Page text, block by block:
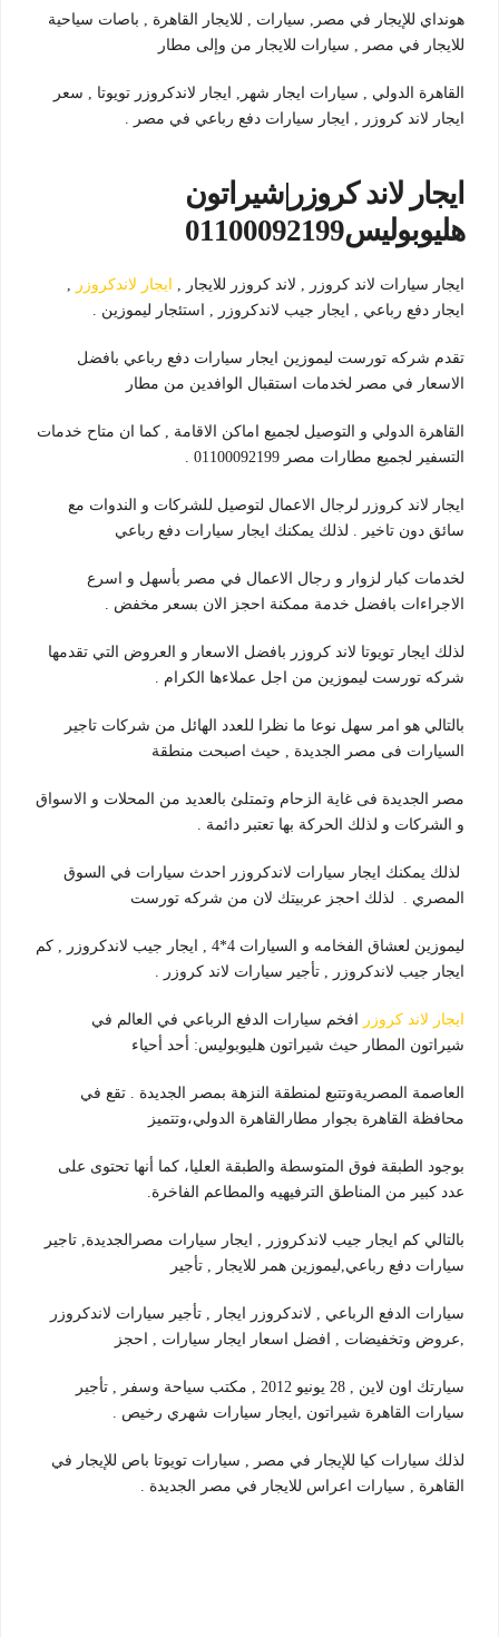
هونداي للإيجار في مصر, سيارات , للايجار القاهرة , باصات سياحية
للايجار في مصر , سيارات للايجار من وإلى مطار
القاهرة الدولي , سيارات ايجار شهر, ايجار لاندكروزر تويوتا , سعر
ايجار لاند كروزر , ايجار سيارات دفع رباعي في مصر .
ايجار لاند كروزر|شيراتون
هليوبوليس01100092199
ايجار سيارات لاند كروزر , لاند كروزر للايجار , ايجار لاندكروزر ,
ايجار دفع رباعي , ايجار جيب لاندكروزر , استئجار ليموزين .
تقدم شركه تورست ليموزين ايجار سيارات دفع رباعي بافضل
الاسعار في مصر لخدمات استقبال الوافدين من مطار
القاهرة الدولي و التوصيل لجميع اماكن الاقامة , كما ان متاح خدمات
التسفير لجميع مطارات مصر 01100092199 .
ايجار لاند كروزر لرجال الاعمال لتوصيل للشركات و الندوات مع
سائق دون تاخير . لذلك يمكنك ايجار سيارات دفع رباعي
لخدمات كبار لزوار و رجال الاعمال في مصر بأسهل و اسرع
الاجراءات بافضل خدمة ممكنة احجز الان بسعر مخفض .
لذلك ايجار تويوتا لاند كروزر بافضل الاسعار و العروض التي تقدمها
شركه تورست ليموزين من اجل عملاءها الكرام .
بالتالي هو امر سهل نوعا ما نظرا للعدد الهائل من شركات تاجير
السيارات فى مصر الجديدة , حيث اصبحت منطقة
مصر الجديدة فى غاية الزحام وتمتلئ بالعديد من المحلات و الاسواق
و الشركات و لذلك الحركة بها تعتبر دائمة .
لذلك يمكنك ايجار سيارات لاندكروزر احدث سيارات في السوق
المصري . لذلك احجز عربيتك لان من شركه تورست
ليموزين لعشاق الفخامه و السيارات 4*4 , ايجار جيب لاندكروزر , كم
ايجار جيب لاندكروزر , تأجير سيارات لاند كروزر .
ايجار لاند كروزر
افخم سيارات الدفع الرباعي في العالم في
شيراتون المطار حيث شيراتون هليوبوليس: أحد أحياء
العاصمة المصريةوتتبع لمنطقة النزهة بمصر الجديدة . تقع في
محافظة القاهرة بجوار مطارالقاهرة الدولي،وتتميز
بوجود الطبقة فوق المتوسطة والطبقة العليا، كما أنها تحتوى على
عدد كبير من المناطق الترفيهيه والمطاعم الفاخرة.
بالتالي كم ايجار جيب لاندكروزر , ايجار سيارات مصرالجديدة, تاجير
سيارات دفع رباعي,ليموزين همر للايجار , تأجير
سيارات الدفع الرباعي , لاندكروزر ايجار , تأجير سيارات لاندكروزر
,عروض وتخفيضات , افضل اسعار ايجار سيارات , احجز
سيارتك اون لاين , 28 يونيو 2012 , مكتب سياحة وسفر , تأجير
سيارات القاهرة شيراتون ,ايجار سيارات شهري رخيص .
لذلك سيارات كيا للإيجار في مصر , سيارات تويوتا باص للإيجار في
القاهرة , سيارات اعراس للايجار في مصر الجديدة .